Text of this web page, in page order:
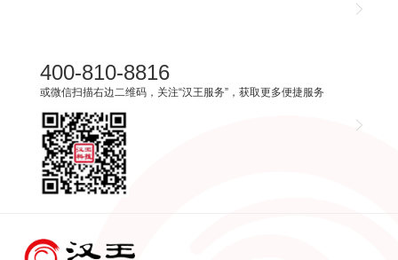
400-810-8816
或微信扫描右边二维码，关注“汉王服务”，获取更多便捷服务